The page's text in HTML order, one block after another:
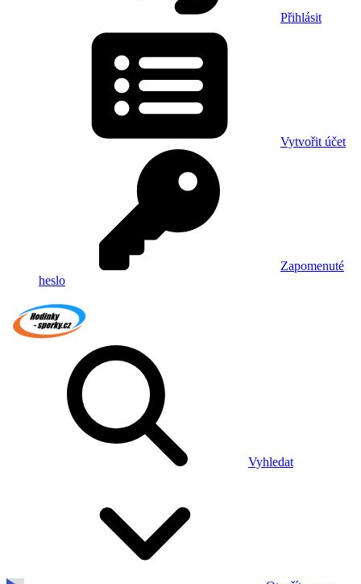
Přihlásit
Vytvořit účet
Zapomenuté
heslo
Vyhledat